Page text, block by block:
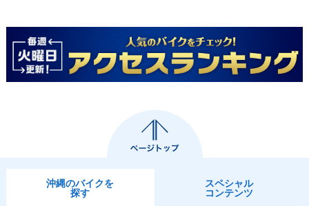
沖縄のバイクを
探す
スペシャル
コンテンツ